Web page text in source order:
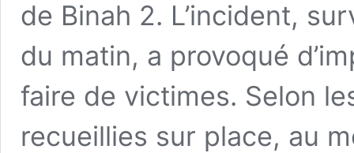
de Binah 2. L’incident,
du matin, a provoqué
faire de victimes. Selon
recueillies sur place, au